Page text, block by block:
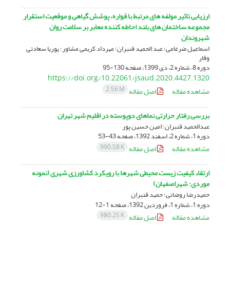
ارزیابی تاثیر مولفه های مرتبط با قواره، پوشش گیاهی و موقعیت استقرار
مجموعه ساختمان های بلند احاطه کننده معابر بر سلامت روان
شهروندان
اسماعیل ضرغامی؛ عبد الحمید قنبران؛ مهرداد کریمی مشاور؛ پوریا سعادتی
وقار
دوره 8، شماره 2، دی 1399، صفحه 130-95
https://doi.org/10.22061/jsaud.2020.4427.1320
مشاهده مقاله
اصل مقاله 2.56 M
بررسی رفتار حرارتی نماهای دوپوسته در اقلیم شهر تهران
عبدالحمید قنبران؛ امین حسین پور
دوره 1، شماره 2، اسفند 1392، صفحه 43-53
مشاهده مقاله اصل مقاله 990.58 K
ارتقاء کیفیت زیست محیطی شهرها با رویکرد کشاورزی شهری (نمونه
موردی: شهراصفهان)
حمیدرضا روضاتی؛ حمید قنبران
دوره 1، شماره 1، فروردین 1392، صفحه 1-12
مشاهده مقاله اصل مقاله 980.25 K